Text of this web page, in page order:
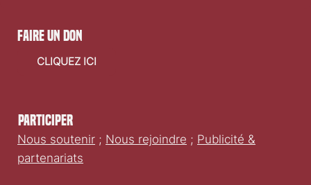
Participer
Nous soutenir ; Nous rejoindre ; Publicité &
partenariats
faire un don
CLIQUEZ ICI